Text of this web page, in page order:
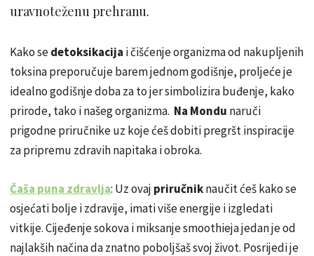
uravnoteženu prehranu.
Kako sedetoksikacija i čišćenje organizma od nakupljenih
toksina preporučuje barem jednom godišnje, proljeće je
idealno godišnje doba za to jer simbolizira buđenje, kako
prirode, tako i našeg organizma. Na Mondu naruči
prigodne priručnike uz koje ćeš dobiti pregršt inspiracije
za pripremu zdravih napitaka i obroka.
Čaša puna zdravlja: Uz ovaj priručniknaučit ćeš kako se
osjećati bolje i zdravije, imati više energije i izgledati
vitkije. Cijeđenje sokova i miksanje smoothieja jedan je od
najlakših načina da znatno poboljšaš svoj život. Posrijedi je